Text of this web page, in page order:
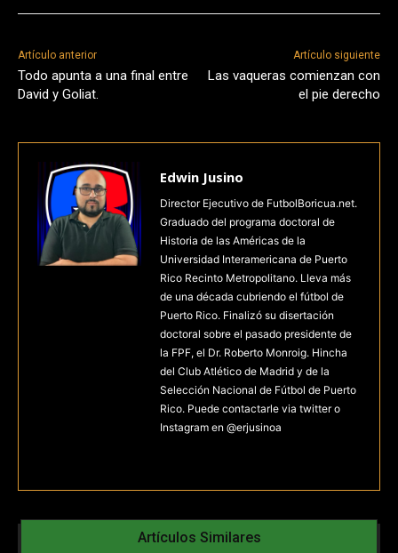
Artículo anterior
Todo apunta a una final entre
David y Goliat.
Artículo siguiente
Las vaqueras comienzan con
el pie derecho
Edwin Jusino
Director Ejecutivo de FutbolBoricua.net.
Graduado del programa doctoral de
Historia de las Américas de la
Universidad Interamericana de Puerto
Rico Recinto Metropolitano. Lleva más
de una década cubriendo el fútbol de
Puerto Rico. Finalizó su disertación
doctoral sobre el pasado presidente de
la FPF, el Dr. Roberto Monroig. Hincha
del Club Atlético de Madrid y de la
Selección Nacional de Fútbol de Puerto
Rico. Puede contactarle via twitter o
Instagram en @erjusinoa
Artículos Similares